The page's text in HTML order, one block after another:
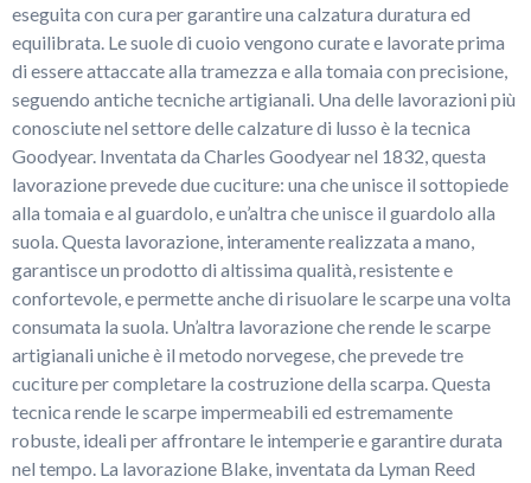
eseguita con cura per garantire una calzatura duratura ed
equilibrata. Le suole di cuoio vengono curate e lavorate prima
di essere attaccate alla tramezza e alla tomaia con precisione,
seguendo antiche tecniche artigianali. Una delle lavorazioni più
conosciute nel settore delle calzature di lusso è la tecnica
Goodyear. Inventata da Charles Goodyear nel 1832, questa
lavorazione prevede due cuciture: una che unisce il sottopiede
alla tomaia e al guardolo, e un’altra che unisce il guardolo alla
suola. Questa lavorazione, interamente realizzata a mano,
garantisce un prodotto di altissima qualità, resistente e
confortevole, e permette anche di risuolare le scarpe una volta
consumata la suola. Un’altra lavorazione che rende le scarpe
artigianali uniche è il metodo norvegese, che prevede tre
cuciture per completare la costruzione della scarpa. Questa
tecnica rende le scarpe impermeabili ed estremamente
robuste, ideali per affrontare le intemperie e garantire durata
nel tempo. La lavorazione Blake, inventata da Lyman Reed